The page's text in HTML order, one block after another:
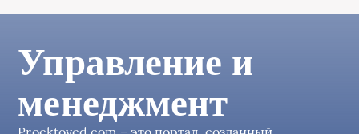
Управление и
менеджмент